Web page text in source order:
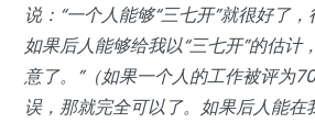
说：“一个人能够“三七开”就很好了
如果后人能够给我以“三七开”的估计
意了。”（如果一个人的工作被评为
误，那就完全可以了。如果后人能